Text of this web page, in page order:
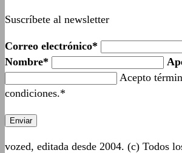
Suscríbete al newsletter
Correo electrónico*
Nombre*
Acepto
condiciones.*
vozed, editada desde 2004. (c) Todos